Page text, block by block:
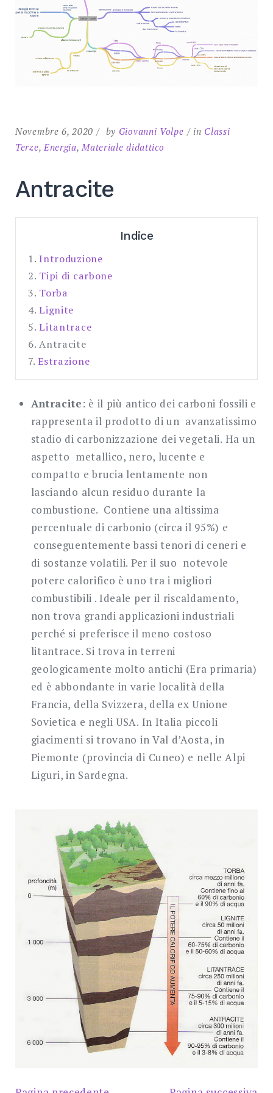
Novembre 6, 2020 by Giovanni Volpe in Classi
Terze, Energia, Materiale didattico
Antracite
Indice
1.Introduzione
2. Tipi di carbone
3. Torba
4.Lignite
5.Litantrace
6.Antracite
7.Estrazione
Antracite: è il più antico dei carboni fossili e
rappresenta il prodotto di un avanzatissimo
stadio di carbonizzazione dei vegetali. Ha un
aspetto metallico, nero, lucente e
compatto e brucia lentamente non
lasciando alcun residuo durante la
combustione. Contiene una altissima
percentuale di carbonio (circa il 95%) e
conseguentemente bassi tenori di ceneri e
di sostanze volatili. Per il suo notevole
potere calorifico è uno tra i migliori
combustibili . Ideale per il riscaldamento,
non trova grandi applicazioni industriali
perché si preferisce il meno costoso
litantrace. Si trova in terreni
geologicamente molto antichi (Era primaria)
ed è abbondante in varie località della
Francia, della Svizzera, della ex Unione
Sovietica e negli USA. In Italia piccoli
giacimenti si trovano in Val d’Aosta, in
Piemonte (provincia di Cuneo) e nelle Alpi
Liguri, in Sardegna.